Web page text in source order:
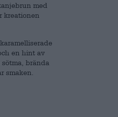
med
kreationen
en hint av
brända
smaken.